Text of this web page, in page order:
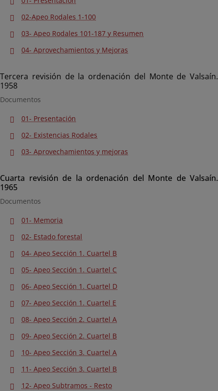
02-Apeo Rodales 1-100
03- Apeo Rodales 101-187 y Resumen
04- Aprovechamientos y Mejoras
Tercera revisión de la ordenación del Monte de Valsaín.
1958
Documentos
01- Presentación
02- Existencias Rodales
03- Aprovechamientos y mejoras
Cuarta revisión de la ordenación del Monte de Valsaín.
1965
Documentos
01- Memoria
02- Estado forestal
04- Apeo Sección 1. Cuartel B
05- Apeo Sección 1. Cuartel C
06- Apeo Sección 1. Cuartel D
07- Apeo Sección 1. Cuartel E
08- Apeo Sección 2. Cuartel A
09- Apeo Sección 2. Cuartel B
10- Apeo Sección 3. Cuartel A
11- Apeo Sección 3. Cuartel B
12- Apeo Subtramos - Resto